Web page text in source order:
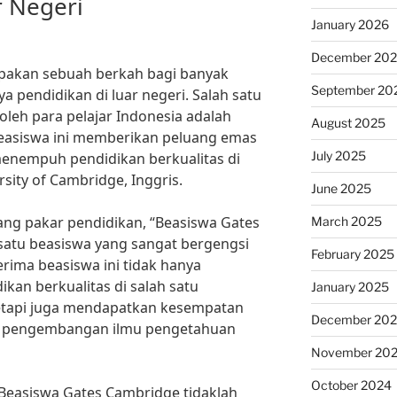
sebuah berkah bagi banyak
pendidikan di luar negeri. Salah satu
para pelajar Indonesia adalah
ini memberikan peluang emas
pendidikan berkualitas di
of Cambridge, Inggris.
pakar pendidikan, “Beasiswa Gates
beasiswa yang sangat bergengsi
beasiswa ini tidak hanya
berkualitas di salah satu
juga mendapatkan kesempatan
ilmu pengetahuan
Gates Cambridge tidaklah
January 2026
December
September
August 2025
July 2025
June 2025
March 2025
February 2025
January 2025
December
November
October 2024